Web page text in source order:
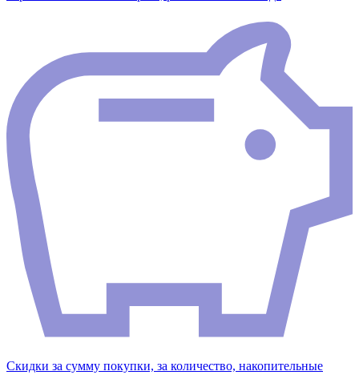
Скидки за сумму покупки, за количество, накопительные